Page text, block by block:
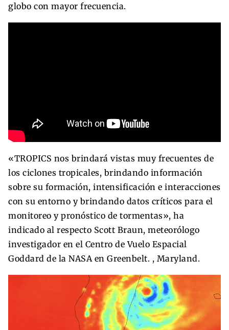
globo con mayor frecuencia.
«TROPICS nos brindará vistas muy frecuentes de
los ciclones tropicales, brindando información
sobre su formación, intensificación e interacciones
con su entorno y brindando datos críticos para el
monitoreo y pronóstico de tormentas», ha
indicado al respecto Scott Braun, meteorólogo
investigador en el Centro de Vuelo Espacial
Goddard de la NASA en Greenbelt. , Maryland.